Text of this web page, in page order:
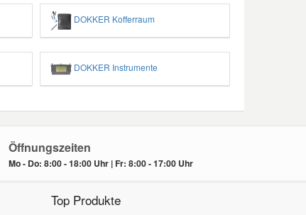
DOKKER Kofferraum
DOKKER Instrumente
Öffnungszeiten
Mo - Do: 8:00 - 18:00 Uhr | Fr: 8:00 - 17:00 Uhr
Top Produkte